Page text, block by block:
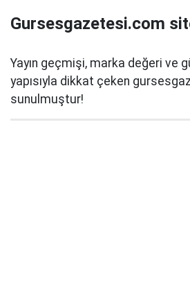
Gursesgazetesi.com
Yayın geçmişi, marka değeri ve
yapısıyla dikkat çeken
sunulmuştur!